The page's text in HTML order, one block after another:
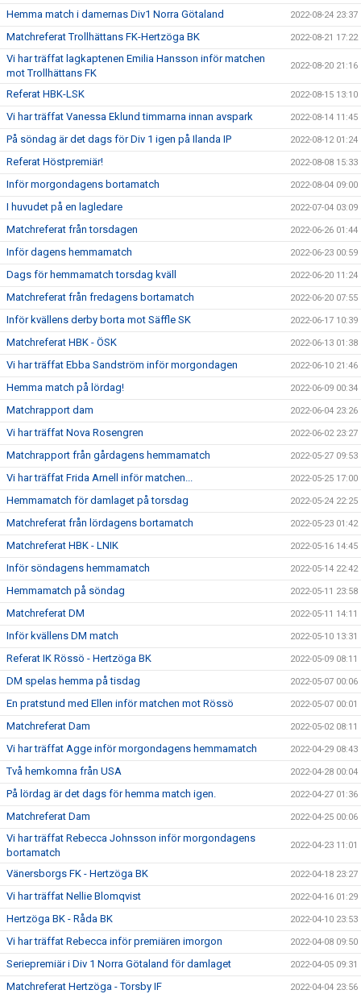
Hemma match i damernas Div1 Norra Götaland 2022-08-24 23:37
Matchreferat Trollhättans FK-Hertzöga BK 2022-08-21 17:22
Vi har träffat lagkaptenen Emilia Hansson inför matchen
mot Trollhättans FK
2022-08-20 21:16
Referat HBK-LSK 2022-08-15 13:10
Vi har träffat Vanessa Eklund timmarna innan avspark 2022-08-14 11:45
På söndag är det dags för Div 1 igen på Ilanda IP 2022-08-12 01:24
Referat Höstpremiär! 2022-08-08 15:33
Inför morgondagens bortamatch 2022-08-04 09:00
I huvudet på en lagledare 2022-07-04 03:09
Matchreferat från torsdagen 2022-06-26 01:44
Inför dagens hemmamatch 2022-06-23 00:59
Dags för hemmamatch torsdag kväll 2022-06-20 11:24
Matchreferat från fredagens bortamatch 2022-06-20 07:55
Inför kvällens derby borta mot Säffle SK 2022-06-17 10:39
Matchreferat HBK - ÖSK 2022-06-13 01:38
Vi har träffat Ebba Sandström inför morgondagen 2022-06-10 21:46
Hemma match på lördag! 2022-06-09 00:34
Matchrapport dam 2022-06-04 23:26
Vi har träffat Nova Rosengren 2022-06-02 23:27
Matchrapport från gårdagens hemmamatch 2022-05-27 09:53
Vi har träffat Frida Arnell inför matchen... 2022-05-25 17:00
Hemmamatch för damlaget på torsdag 2022-05-24 22:25
Matchreferat från lördagens bortamatch 2022-05-23 01:42
Matchreferat HBK - LNIK 2022-05-16 14:45
Inför söndagens hemmamatch 2022-05-14 22:42
Hemmamatch på söndag 2022-05-11 23:58
Matchreferat DM 2022-05-11 14:11
Inför kvällens DM match 2022-05-10 13:31
Referat IK Rössö - Hertzöga BK 2022-05-09 08:11
DM spelas hemma på tisdag 2022-05-07 00:06
En pratstund med Ellen inför matchen mot Rössö 2022-05-07 00:01
Matchreferat Dam 2022-05-02 08:11
Vi har träffat Agge inför morgondagens hemmamatch 2022-04-29 08:43
Två hemkomna från USA 2022-04-28 00:04
På lördag är det dags för hemma match igen. 2022-04-27 01:36
Matchreferat Dam 2022-04-25 00:06
Vi har träffat Rebecca Johnsson inför morgondagens
bortamatch
2022-04-23 11:01
Vänersborgs FK - Hertzöga BK 2022-04-18 23:27
Vi har träffat Nellie Blomqvist 2022-04-16 01:29
Hertzöga BK - Råda BK 2022-04-10 23:53
Vi har träffat Rebecca inför premiären imorgon 2022-04-08 09:50
Seriepremiär i Div 1 Norra Götaland för damlaget 2022-04-05 09:31
Matchreferat Hertzöga - Torsby IF 2022-04-04 23:56